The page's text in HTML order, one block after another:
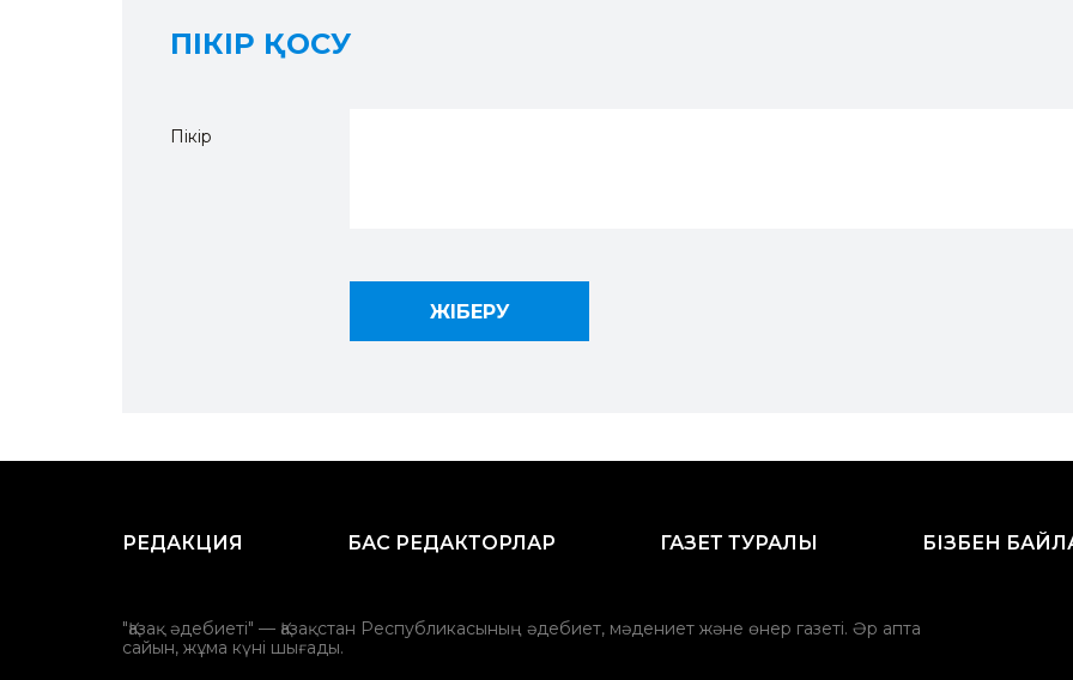
ПІКІР ҚОСУ
Пікір
РЕДАКЦИЯ БАС РЕДАКТОРЛАР ГАЗЕТ ТУРАЛЫ БІЗБЕН
"Қазақ әдебиеті" — Қазақстан Республикасының әдебиет, мәдениет және өнер газеті. Әр апта
сайын, жұма күні шығады.